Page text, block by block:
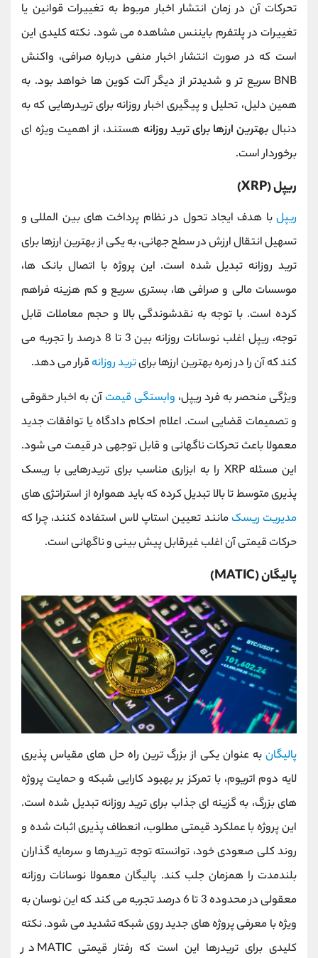
تحرکات آن در زمان انتشار اخبار مربوط به تغییرات قوانین یا
تغییرات در پلتفرم بایننس مشاهده می ‌شود. نکته کلیدی این
است که در صورت انتشار اخبار منفی درباره صرافی، واکنش
BNB سریع ‌تر و شدیدتر از دیگر آلت‌ کوین‌ ها خواهد بود. به
همین دلیل، تحلیل و پیگیری اخبار روزانه برای تریدرهایی که به
دنبال بهترین ارزها برای ترید روزانه هستند، از اهمیت ویژه ‌ای
برخوردار است.
ریپل (XRP)
ریپل با هدف ایجاد تحول در نظام پرداخت ‌های بین ‌المللی و
تسهیل انتقال ارزش در سطح جهانی، به یکی از بهترین ارزها برای
ترید روزانه تبدیل شده است. این پروژه با اتصال بانک ‌ها،
موسسات مالی و صرافی ‌ها، بستری سریع و کم ‌هزینه فراهم
کرده است. با توجه به نقدشوندگی بالا و حجم معاملات قابل
توجه، ریپل اغلب نوسانات روزانه بین 3 تا 8 درصد را تجربه می
کند که آن را در زمره بهترین ارزها برایترید روزانهقرار می ‌دهد.
ویژگی منحصر به فرد ریپل، وابستگی قیمتآن به اخبار حقوقی
و تصمیمات قضایی است. اعلام احکام دادگاه یا توافقات جدید
معمولا باعث تحرکات ناگهانی و قابل توجهی در قیمت می ‌شود.
این مسئله XRP را به ابزاری مناسب برای تریدرهایی با ریسک
‌پذیری متوسط تا بالا تبدیل کرده که باید همواره از استراتژی‌ های
مدیریت ریسک مانند تعیین استاپ ‌لاس استفاده کنند، چرا که
حرکات قیمتی آن اغلب غیرقابل پیش ‌بینی و ناگهانی است.
پالیگان (MATIC)
پالیگان به عنوان یکی از بزرگ‌ ترین راه ‌حل ‌های مقیاس ‌پذیری
لایه دوم اتریوم، با تمرکز بر بهبود کارایی شبکه و حمایت پروژه‌
های بزرگ، به گزینه ‌ای جذاب برای ترید روزانه تبدیل شده است.
این پروژه با عملکرد قیمتی مطلوب، انعطاف ‌پذیری اثبات شده و
روند کلی صعودی خود، توانسته توجه تریدرها و سرمایه ‌گذاران
بلندمدت را همزمان جلب کند. پالیگان معمولا نوسانات روزانه
معقولی در محدوده 3 تا 6 درصد تجربه می‌ کند که این نوسان به
ویژه با معرفی پروژه‌ های جدید روی شبکه تشدید می‌ شود. نکته
کلیدی برای تریدرها این است که رفتار قیمتی MATIC در